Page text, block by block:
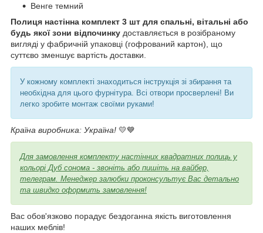
Венге темний
Полиця настінна комплект 3 шт для спальні, вітальні або
будь якої зони відпочинку доставляється в розібраному
вигляді у фабричній упаковці (гофрований картон), що
суттєво зменшує вартість доставки.
У кожному комплекті знаходиться інструкція зі збирання та
необхідна для цього фурнітура. Всі отвори просверлені! Ви
легко зробите монтаж своїми руками!
Країна виробника: Україна! 💛💙
Для замовлення комплекту настінних квадратних полиць у
кольорі Дуб сонома - звоніть або пишіть на вайбер,
телеграм. Менеджер залюбки проконсультує Вас детально
та швидко оформить замовлення!
Вас обов'язково порадує бездоганна якість виготовлення
наших меблів!